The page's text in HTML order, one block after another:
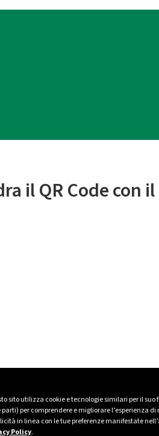
sito utilizza cookie e tecnologie similari per il
parti) per comprendere e migliorare l’esperienza
in linea con le tue preferenze manifestate
Policy.
il QR Code con